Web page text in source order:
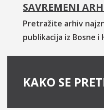
SAVREMENI
Pretražite arhiv
publikacija iz Bosne
KAKO SE